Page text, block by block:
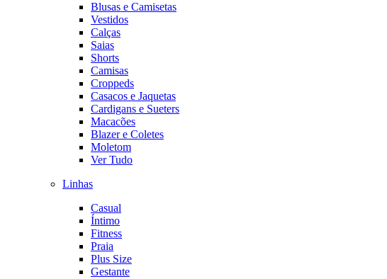
Blusas e Camisetas
Vestidos
Calças
Saias
Shorts
Camisas
Croppeds
Casacos e Jaquetas
Cardigans e Sueters
Macacões
Blazer e Coletes
Moletom
Ver Tudo
Linhas
Casual
Íntimo
Fitness
Praia
Plus Size
Gestante